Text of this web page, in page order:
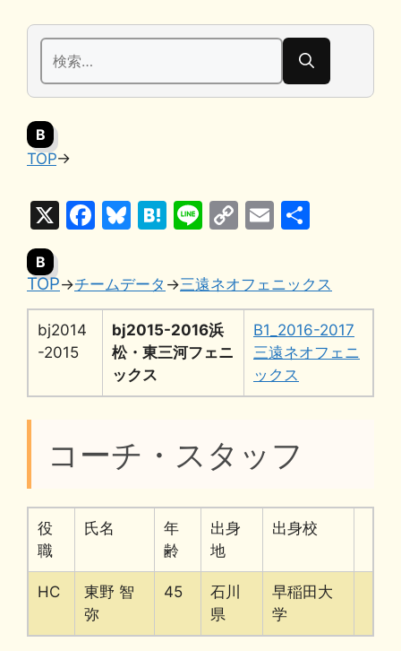
検
索:
B
TOP→
X
F
e
o
Bl
e
s
k
y
H
e
n
a
Li
e
C
p
y
Li
n
k
E
ai
l
B
TOP→チームデータ →三遠ネオフェニックス
bj2014
-2015
bj2015-2016浜
松・東三河フェニ
ックス
B1_2016-2017
三遠ネオフェニ
ックス
コーチ・スタッフ
役
職
氏名
年
齢
出身
地
出身校
HC
東野 智
弥
45
石川
県
早稲田大
学